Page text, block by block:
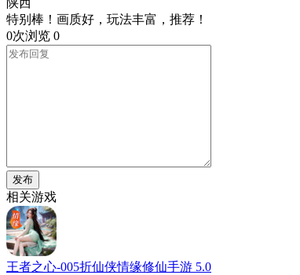
特别棒！画质好，玩法丰富，推荐！
0次浏览 0
发布
相关游戏
王者之心-005折仙侠情缘修仙手游 5.0